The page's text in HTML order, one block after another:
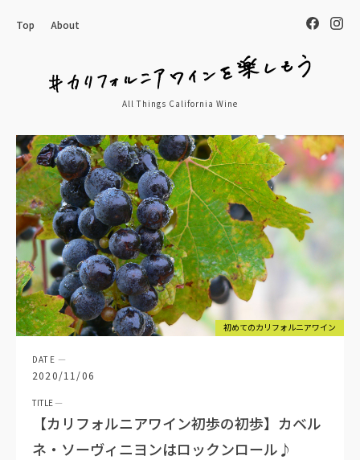
All Things California Wine
Top About
初めてのカリフォルニアワイン
【カリフォルニアワイン初歩の初歩】カベル
ネ・ソーヴィニヨンはロックンロール♪
2020/11/06